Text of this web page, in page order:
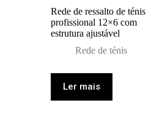
Rede de ressalto de ténis
profissional 12×6 com
estrutura ajustável
Rede de ténis
Ler mais